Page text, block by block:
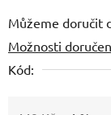
Můžeme doručit
Možnosti
Kód: